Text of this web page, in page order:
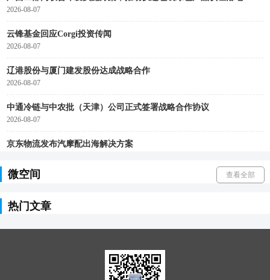
2026-08-07
云锋基金回应Corgi投资传闻
2026-08-07
辽港股份与厦门建发股份达成战略合作
2026-08-07
中通冷链与中农批（天津）公司正式签署战略合作协议
2026-08-07
京东物流发布汽摩配出海解决方案
前7个月进出口增长17.3%
驭势科技与Ryde签署合作备忘录
微空间 查看全部
热门文章